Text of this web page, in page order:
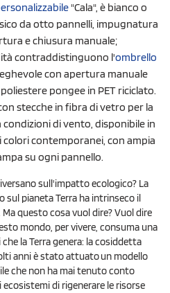
"Cala", è bianco o
da otto pannelli, impugnatura
e chiusura manuale;
contraddistinguono l'ombrello
con apertura manuale
pongee in PET riciclato.
stecche in fibra di vetro per la
condizioni di vento, disponibile in
contemporanei, con ampia
su ogni pannello.
sull'impatto ecologico? La
sul pianeta Terra ha intrinseco il
questo cosa vuol dire? Vuol dire
mondo, per vivere, consuma una
la Terra genera: la cosiddetta
anni è stato attuato un modello
che non ha mai tenuto conto
di rigenerare le risorse